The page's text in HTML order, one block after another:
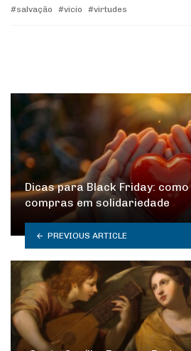
salvação
vicio virtudes
Dicas para Black Friday:
compras em solidariedade
PREVIOUS ARTICLE